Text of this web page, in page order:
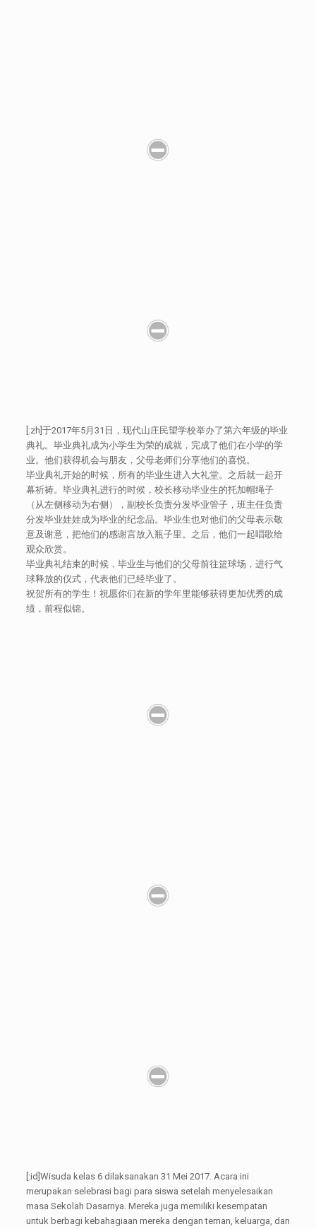
[:zh]于2017年5月31日，现代山庄民望学校举办了第六年级的毕业
典礼。毕业典礼成为小学生为荣的成就，完成了他们在小学的学
业。他们获得机会与朋友，父母老师们分享他们的喜悦。
毕业典礼开始的时候，所有的毕业生进入大礼堂。之后就一起开
幕祈祷。毕业典礼进行的时候，校长移动毕业生的托加帽绳子
（从左侧移动为右侧），副校长负责分发毕业管子，班主任负责
分发毕业娃娃成为毕业的纪念品。毕业生也对他们的父母表示敬
意及谢意，把他们的感谢言放入瓶子里。之后，他们一起唱歌给
观众欣赏。
毕业典礼结束的时候，毕业生与他们的父母前往篮球场，进行气
球释放的仪式，代表他们已经毕业了。
祝贺所有的学生！祝愿你们在新的学年里能够获得更加优秀的成
绩，前程似锦。
[:id]Wisuda kelas 6 dilaksanakan 31 Mei 2017. Acara ini
merupakan selebrasi bagi para siswa setelah menyelesaikan
masa Sekolah Dasarnya. Mereka juga memiliki kesempatan
untuk berbagi kebahagiaan mereka dengan teman, keluarga, dan